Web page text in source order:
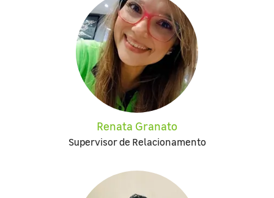
Renata Granato
Supervisor de Relacionamento